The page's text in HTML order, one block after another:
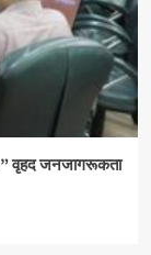
वृहद जनजागरूकता